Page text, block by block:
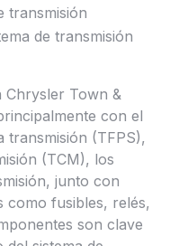
transmisión
de transmisión
Town &
con el
transmisión (TFPS),
(TCM), los
junto con
como fusibles, relés,
son clave